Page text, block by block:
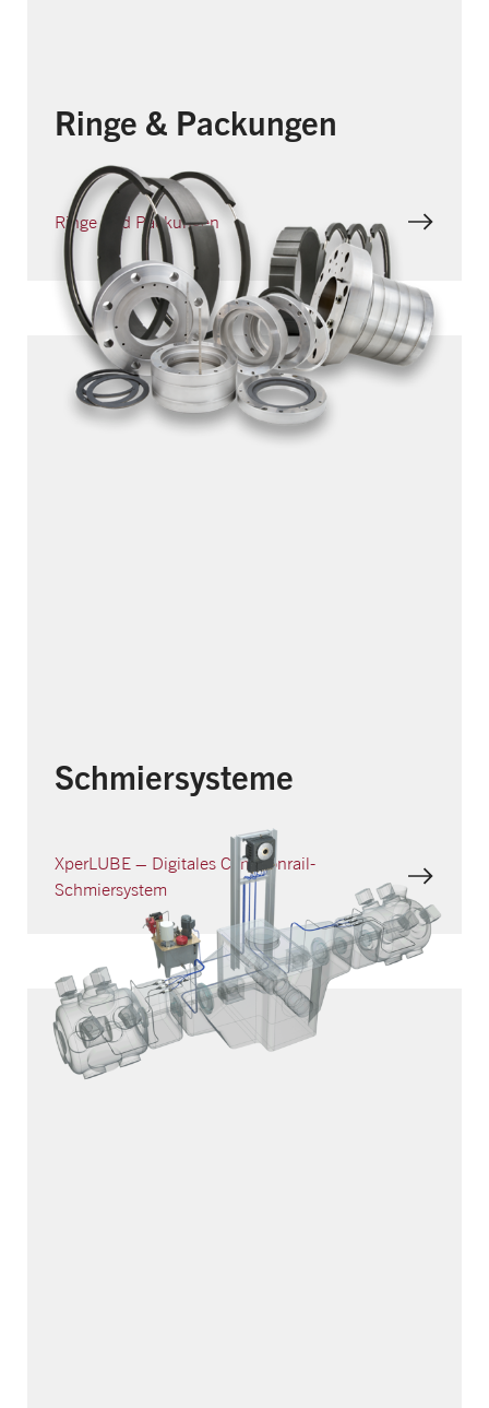
Ringe & Packungen
Ringe und Packungen
Schmiersysteme
XperLUBE – Digitales Commonrail­-
Schmiersystem